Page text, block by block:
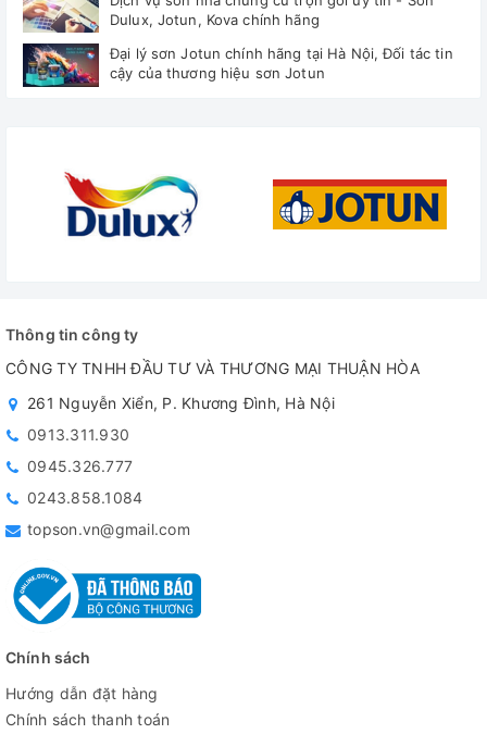
Dulux, Jotun, Kova chính hãng
Đại lý sơn Jotun chính hãng tại Hà Nội, Đối tác tin
cậy của thương hiệu sơn Jotun
Thông tin công ty
CÔNG TY TNHH ĐẦU TƯ VÀ THƯƠNG MẠI THUẬN HÒA
261 Nguyễn Xiển, P. Khương Đình, Hà Nội
0913.311.930
0945.326.777
0243.858.1084
topson.vn@gmail.com
Chính sách
Hướng dẫn đặt hàng
Chính sách thanh toán